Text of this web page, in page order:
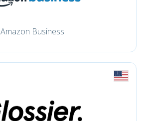
Amazon Business